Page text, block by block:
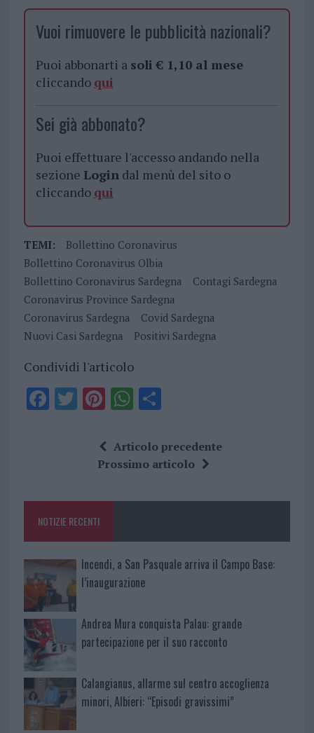
Vuoi rimuovere le pubblicità nazionali?
Puoi abbonarti a soli € 1,10 al mese
cliccando qui
Sei già abbonato?
Puoi effettuare l'accesso andando nella
sezione Logindal menù del sito o
cliccando qui
TEMI:
Bollettino Coronavirus
Bollettino Coronavirus Olbia
Bollettino Coronavirus Sardegna
Contagi Sardegna
Coronavirus Province Sardegna
Coronavirus Sardegna
Covid Sardegna
Nuovi Casi Sardegna
Positivi Sardegna
Condividi l'articolo
F
o
k
T Pi
te
re
W
at
s
p
S
a
re
Articolo precedente
Prossimo articolo
NOTIZIE RECENTI
Incendi, a San Pasquale arriva il Campo Base:
l’inaugurazione
Andrea Mura conquista Palau: grande
partecipazione per il suo racconto
Calangianus, allarme sul centro accoglienza
minori, Albieri: “Episodi gravissimi”